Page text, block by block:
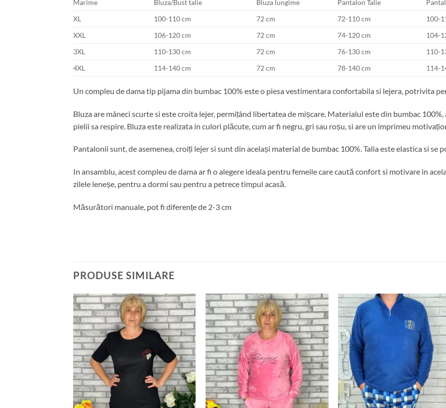
Marime Bluza/Bust talie Bluza lungime Pantalon Talie
XL
100-110 cm 72 cm 72-110 cm 100-
XXL
106-120 cm 72 cm 74-120 cm 104-
3XL
110-130 cm 72 cm 76-130 cm 110-
4XL
114-140 cm 72 cm 78-140 cm 114-
Un compleu de dama tip pijama din bumbac 100% este o piesa vestimentara confortabila si lejera, potrivita
Bluza are mâneci scurte si este croita lejer, permițând libertatea de mișcare. Materialul este din bumbac
pielii sa respire. Bluza este realizata in culori plăcute, cum ar fi negru, gri sau roșu, si are un imprimeu
Pantalonii sunt, de asemenea, croiți lejer si sunt din același material de bumbac 100%. Talia este elastica si
In ansamblu, acest compleu de dama ar fi o alegere ideala pentru femeile care caută confort si motivare in
zilele leneșe, pentru a dormi sau pentru a petrece timpul acasă.
Măsurători manuale, pot fi diferențe de 2-3 cm
PRODUSE SIMILARE
Adauga
la
favorite
Adauga
la
favorite
la